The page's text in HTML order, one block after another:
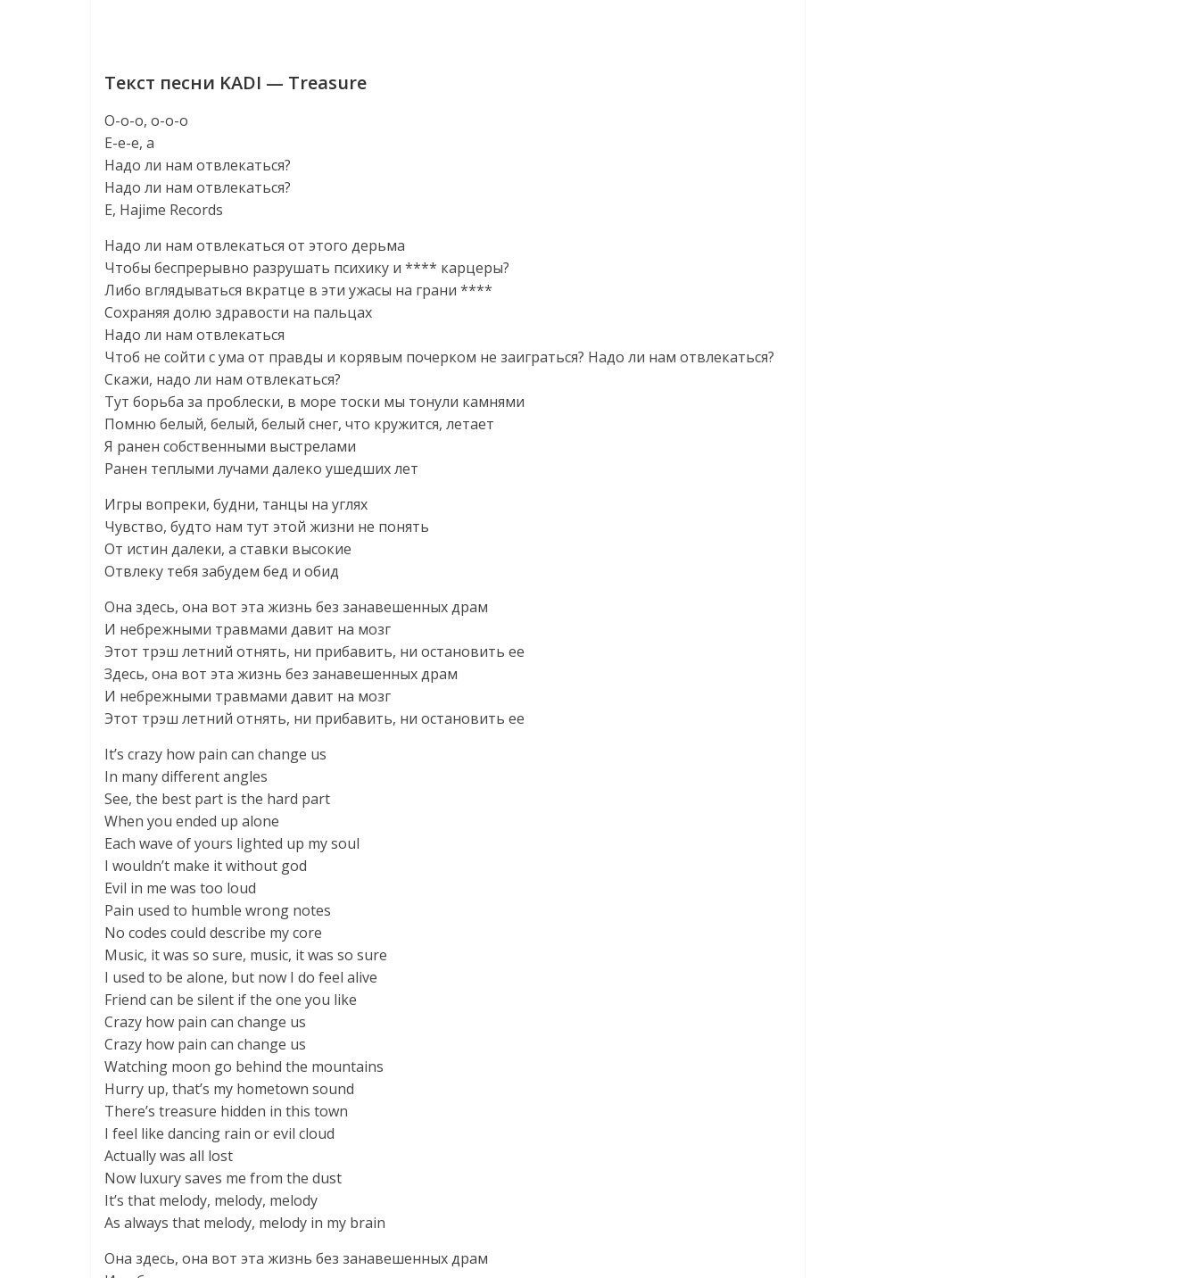
Текст песни KADI — Treasure
О-о-о, о-о-о
Е-е-е, а
Надо ли нам отвлекаться?
Надо ли нам отвлекаться?
Е, Hajime Records
Надо ли нам отвлекаться от этого дерьма
Чтобы беспрерывно разрушать психику и **** карцеры?
Либо вглядываться вкратце в эти ужасы на грани ****
Сохраняя долю здравости на пальцах
Надо ли нам отвлекаться
Чтоб не сойти с ума от правды и корявым почерком не заиграться? Надо ли нам отвлекаться?
Скажи, надо ли нам отвлекаться?
Тут борьба за проблески, в море тоски мы тонули камнями
Помню белый, белый, белый снег, что кружится, летает
Я ранен собственными выстрелами
Ранен теплыми лучами далеко ушедших лет
Игры вопреки, будни, танцы на углях
Чувство, будто нам тут этой жизни не понять
От истин далеки, а ставки высокие
Отвлеку тебя забудем бед и обид
Она здесь, она вот эта жизнь без занавешенных драм
И небрежными травмами давит на мозг
Этот трэш летний отнять, ни прибавить, ни остановить ее
Здесь, она вот эта жизнь без занавешенных драм
И небрежными травмами давит на мозг
Этот трэш летний отнять, ни прибавить, ни остановить ее
It’s crazy how pain can change us
In many different angles
See, the best part is the hard part
When you ended up alone
Each wave of yours lighted up my soul
I wouldn’t make it without god
Evil in me was too loud
Pain used to humble wrong notes
No codes could describe my core
Music, it was so sure, music, it was so sure
I used to be alone, but now I do feel alive
Friend can be silent if the one you like
Crazy how pain can change us
Crazy how pain can change us
Watching moon go behind the mountains
Hurry up, that’s my hometown sound
There’s treasure hidden in this town
I feel like dancing rain or evil cloud
Actually was all lost
Now luxury saves me from the dust
It’s that melody, melody, melody
As always that melody, melody in my brain
Она здесь, она вот эта жизнь без занавешенных драм